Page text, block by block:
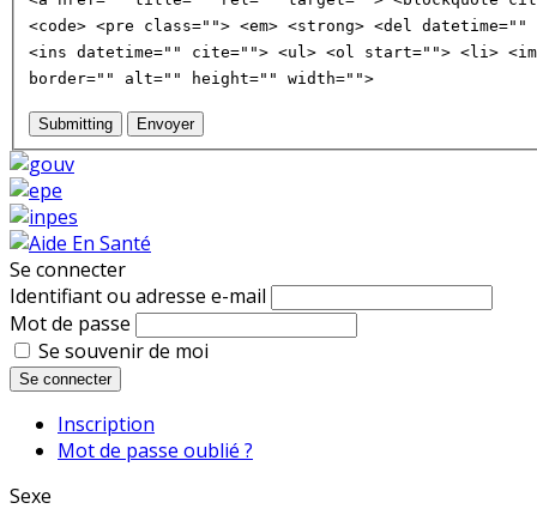
<code> <pre class=""> <em> <strong> <del
<ins datetime="" cite=""> <ul> <ol start=""> <li>
border="" alt="" height="" width="">
Submitting Envoyer
Se connecter
Identifiant ou adresse e-mail
Mot de passe
Se souvenir de moi
Se connecter
Inscription
Mot de passe oublié ?
Sexe